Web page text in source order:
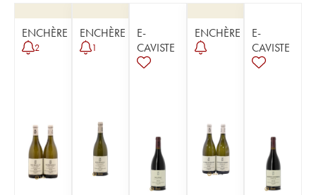
ENCHÈRE
2
ENCHÈRE
1
E-
CAVISTE
ENCHÈRE
E-
CAVISTE